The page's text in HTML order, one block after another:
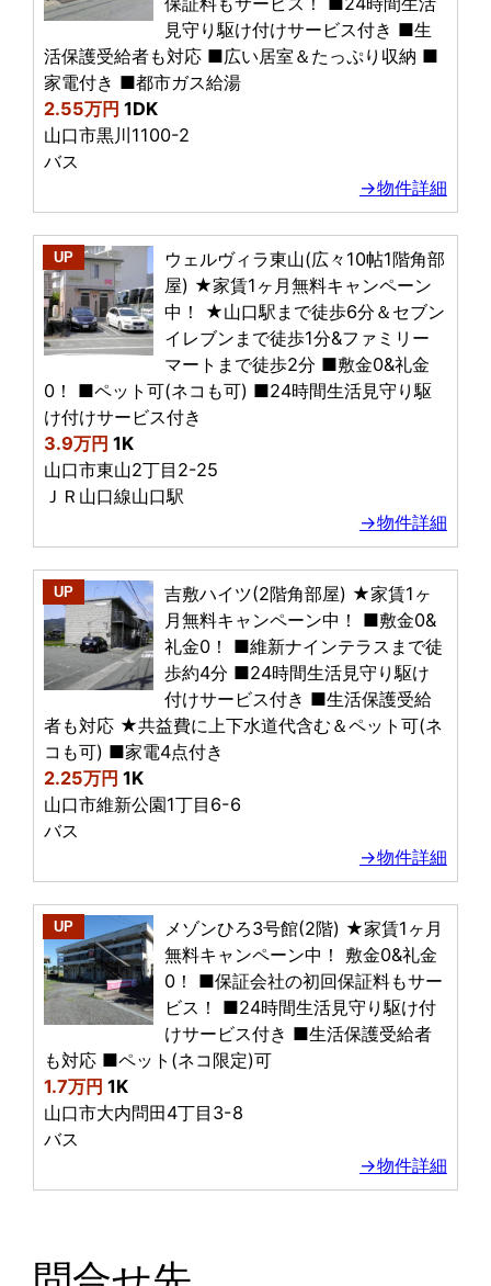
見守り駆け付けサービス付き ■生
活保護受給者も対応 ■広い居室＆たっぷり収納 ■
家電付き ■都市ガス給湯
2.55万円1DK
山口市黒川1100-2
バス
→物件詳細
UP
ウェルヴィラ東山(広々10帖1階角部
屋) ★家賃1ヶ月無料キャンペーン
中！ ★山口駅まで徒歩6分＆セブン
イレブンまで徒歩1分&ファミリー
マートまで徒歩2分 ■敷金0&礼金
0！ ■ペット可(ネコも可) ■24時間生活見守り駆
け付けサービス付き
3.9万円1K
山口市東山2丁目2-25
ＪＲ山口線山口駅
→物件詳細
UP
吉敷ハイツ(2階角部屋) ★家賃1ヶ
月無料キャンペーン中！ ■敷金0&
礼金0！ ■維新ナインテラスまで徒
歩約4分 ■24時間生活見守り駆け
付けサービス付き ■生活保護受給
者も対応 ★共益費に上下水道代含む＆ペット可(ネ
コも可) ■家電4点付き
2.25万円1K
山口市維新公園1丁目6-6
バス
→物件詳細
UP
メゾンひろ3号館(2階) ★家賃1ヶ月
無料キャンペーン中！ 敷金0&礼金
0！ ■保証会社の初回保証料もサー
ビス！ ■24時間生活見守り駆け付
けサービス付き ■生活保護受給者
も対応 ■ペット(ネコ限定)可
1.7万円1K
山口市大内問田4丁目3-8
バス
→物件詳細